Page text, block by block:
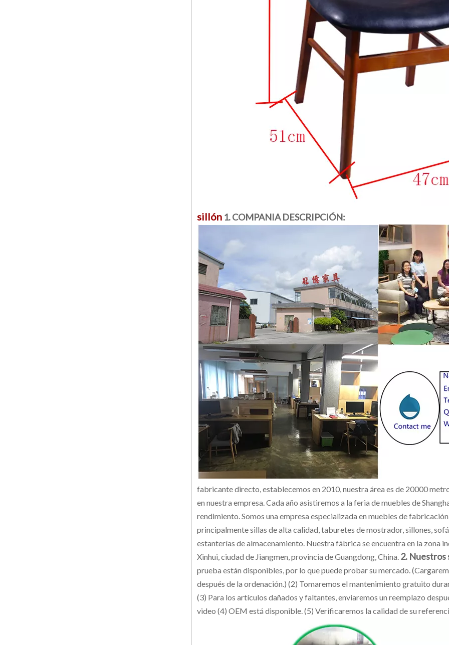
sillón 1. COMPANIA DESCRIPCIÓN:
fabricante directo, establecemos en 2010, nuestra área es de 20000
en nuestra empresa. Cada año asistiremos a la feria de muebles de
rendimiento. Somos una empresa especializada en muebles de
principalmente sillas de alta calidad, taburetes de mostrador, sillones,
estanterías de almacenamiento. Nuestra fábrica se encuentra en la zona
Xinhui, ciudad de Jiangmen, provincia de Guangdong, China. 2. Nuestros
prueba están disponibles, por lo que puede probar su mercado.
después de la ordenación.) (2) Tomaremos el mantenimiento gratuito
(3) Para los artículos dañados y faltantes, enviaremos un reemplazo
video (4) OEM está disponible. (5) Verificaremos la calidad de su